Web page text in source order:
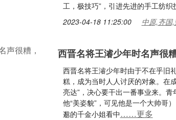
工，极技巧”，引进先进的手工纺织
2023-04-18 11:25:00 中原,齐国
西晋名将王濬少年时名声很
西晋名将王濬少年时由于不在乎旧
糕，成为当时人人讨厌的对象。在
亮达”，决心要干出一番事业来。
他“美姿貌”，可见他是一个大帅哥
邈的千金小姐看中……更多